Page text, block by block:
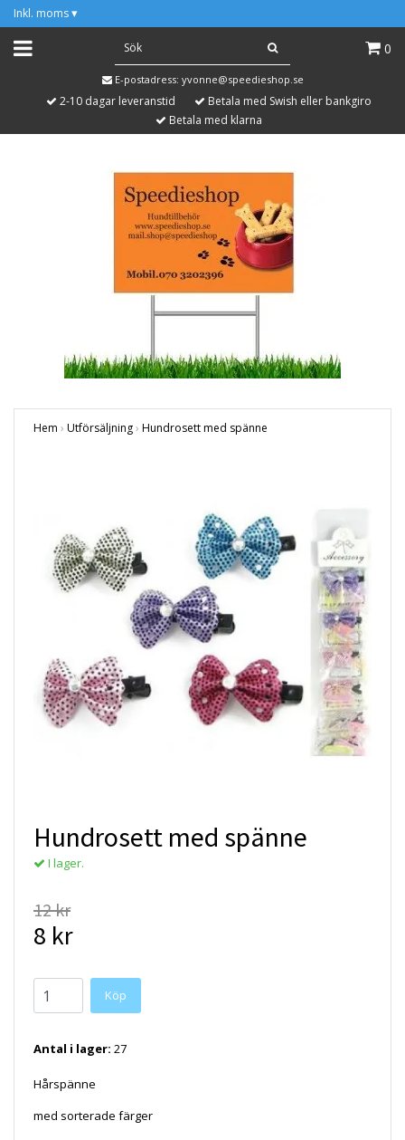
Inkl. moms ▾
0
E-postadress: yvonne@speedieshop.se
2-10 dagar leveranstid
Betala med Swish eller bankgiro
Betala med klarna
Hem › Utförsäljning› Hundrosett med spänne
Hundrosett med spänne
I lager.
12 kr
8 kr
Köp
Antal i lager: 27
Hårspänne
med sorterade färger